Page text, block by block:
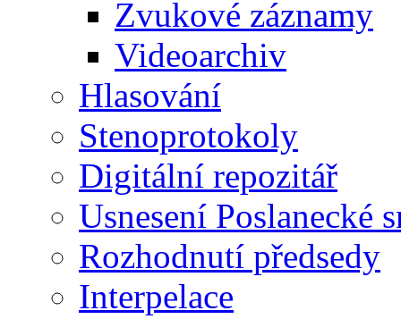
Zvukové záznamy
Videoarchiv
Hlasování
Stenoprotokoly
Digitální repozitář
Usnesení Poslanecké
Rozhodnutí předsedy
Interpelace